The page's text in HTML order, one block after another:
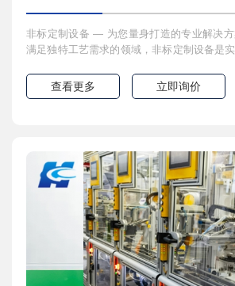
非标定制设备 — 为您量身打造的专业解决
满足独特工艺需求的领域，非标定制设备是
动化设备、专机及生产线，以创新的工程思
丰富的项目经验，为您提供量身定制的完美
查看更多 立即询价